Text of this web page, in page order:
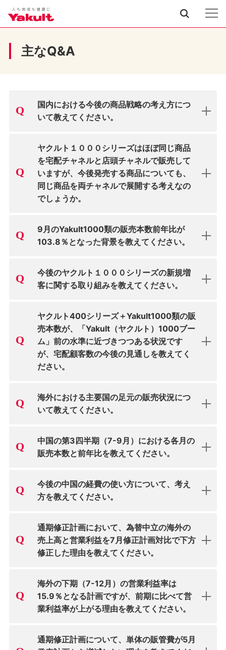
主なQ&A
国内における今後の商品戦略の考え方につ
いて教えてください。
ヤクルト１０００シリーズはほぼ同じ商品
を宅配チャネルと店頭チャネルで販売して
いますが、今後発売する商品についても、
同じ商品を両チャネルで展開する考えなの
でしょうか。
9月のYakult1000類の販売本数前年比が
103.8％となった背景を教えてください。
今後のヤクルト１０００シリーズの新規増
客に関する取り組みを教えてください。
ヤクルト400シリーズ＋Yakult1000類の販
売本数が、「Yakult（ヤクルト）1000ブー
ム」前の水準に近づきつつある状況です
が、宅配顧客数の今後の見通しを教えてく
ださい。
海外における主要国の足元の販売状況につ
いて教えてください。
中国の第3四半期（7-9月）における各月の
販売本数と前年比を教えてください。
今後の中国の経費の使い方について、考え
方を教えてください。
通期修正計画において、為替中立の海外の
売上高と営業利益を7月修正計画対比で下方
修正した理由を教えてください。
海外の下期（7-12月）の営業利益率は
15.9％となる計画ですが、前期に比べて営
業利益率が上がる理由を教えてください。
通期修正計画について、単体の販管費が5月